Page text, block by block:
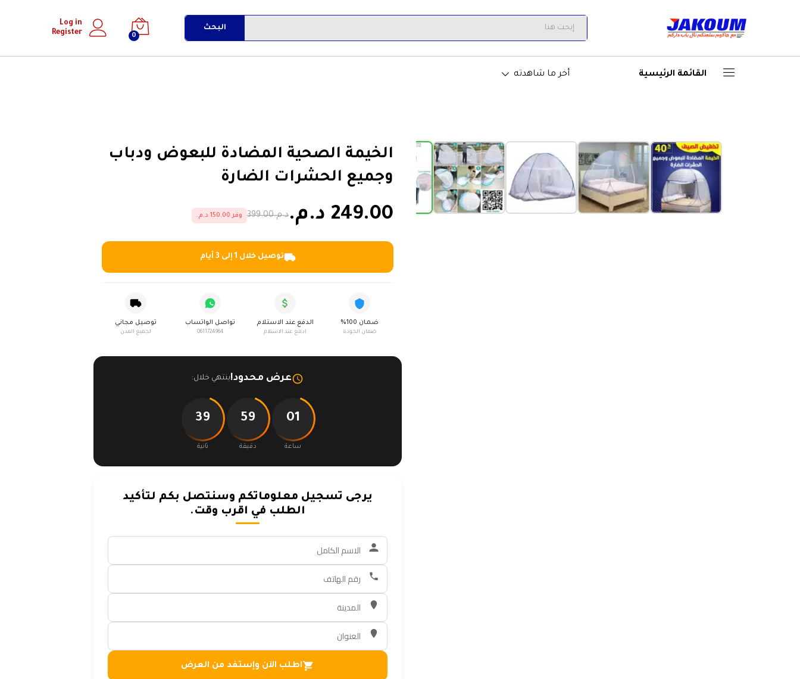
البحث
0
Log in
Register
القائمة الرئيسية أخر ما شاهدته
الأكثر مبيعاً
الخيمة الصحية المضادة للبعوض ودباب
وجميع الحشرات الضارة
249.00 د.م. د.م.399.00 وفر 150.00 د.م.
توصيل خلال 1 إلى 3 أيام
ضمان 100%
ضمان الجودة
الدفع عند الاستلام
ادفع عند الاستلام
تواصل الواتساب
0611724964
توصيل مجاني
لجميع المدن
عرض محدود!ينتهي خلال:
01
ساعة
59
دقيقة
39
ثانية
يرجى تسجيل معلوماتكم وسنتصل بكم لتأكيد
الطلب في اقرب وقت.
اطلب الآن وإستفد من العرض